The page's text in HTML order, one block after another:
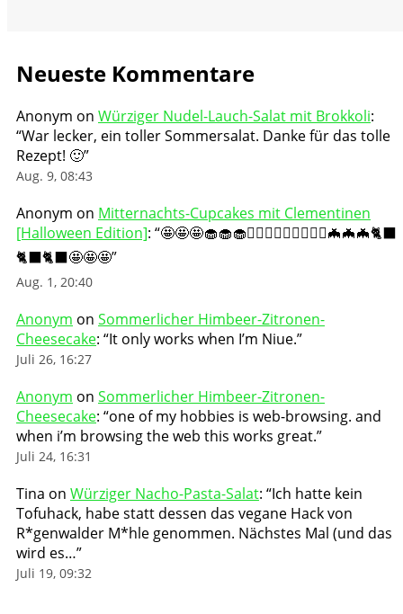
Neueste Kommentare
Anonym on Würziger Nudel-Lauch-Salat mit Brokkoli:
“War lecker, ein toller Sommersalat. Danke für das tolle
Rezept! 🙂”
Aug. 9, 08:43
Anonym on Mitternachts-Cupcakes mit Clementinen
[Halloween Edition]: “🤩🤩🤩🧁🧁🧁🧛🏻‍♀️🧛🏻‍♀️🧛🏻‍♀️🦇🦇🦇🐈‍⬛
🐈‍⬛🐈‍⬛🤩🤩🤩”
Aug. 1, 20:40
Anonym on Sommerlicher Himbeer-Zitronen-
Cheesecake: “It only works when I’m Niue.”
Juli 26, 16:27
Anonym on Sommerlicher Himbeer-Zitronen-
Cheesecake: “one of my hobbies is web-browsing. and
when i’m browsing the web this works great.”
Juli 24, 16:31
Tina on Würziger Nacho-Pasta-Salat: “Ich hatte kein
Tofuhack, habe statt dessen das vegane Hack von
R*genwalder M*hle genommen. Nächstes Mal (und das
wird es…”
Juli 19, 09:32